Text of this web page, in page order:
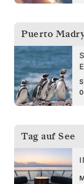
Puerto
Tag auf See